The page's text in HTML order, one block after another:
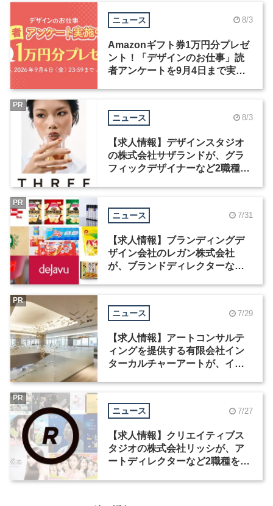
ニュース 8/3
Amazonギフト券1万円分プレゼ
ント！「デザインのお仕事」読
者アンケートを9月4日まで実施
ニュース 8/3
【求人情報】デザインスタジオ
の株式会社サザランドが、グラ
フィックデザイナーなど2職種を
PR
ニュース 7/31
【求人情報】ブランディングデ
ザイン会社のレガン株式会社
が、ブランドディレクターなど3
PR
ニュース 7/29
【求人情報】アートコンサルテ
ィングを提供する有限会社イン
ターカルチャーアートが、イン
PR
ニュース 7/27
【求人情報】クリエイティブス
タジオの株式会社リッシが、ア
ートディレクターなど2職種を募
PR